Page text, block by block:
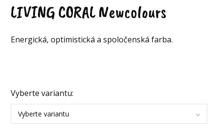
LIVING CORAL Newcolours
Energická, optimistická a spoločenská farba.
Vyberte variantu:
Vyberte variantu